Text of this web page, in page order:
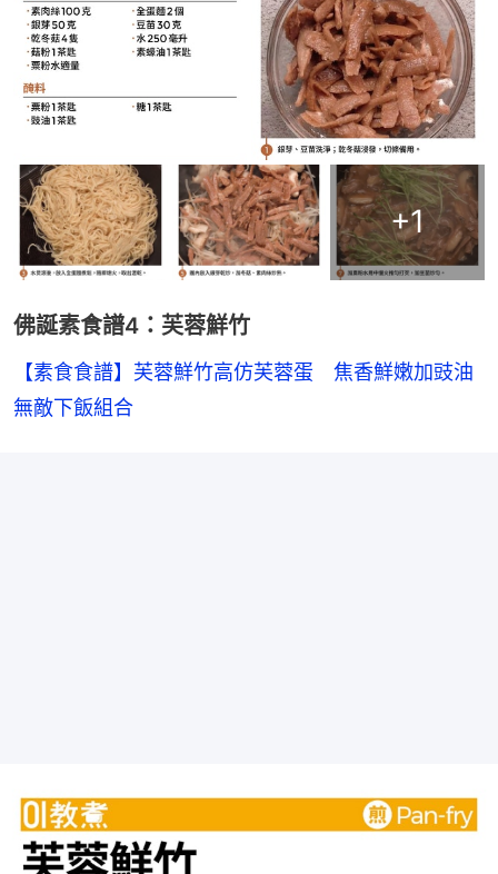
+1
佛誕素食譜4：芙蓉鮮竹
【素食食譜】芙蓉鮮竹高仿芙蓉蛋　焦香鮮嫩加豉油
無敵下飯組合